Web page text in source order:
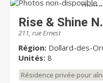
non-
Rise & Shine
211, rue Ernest
Région: Dollard-des-
Unités: 8
Résidence privée pour